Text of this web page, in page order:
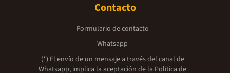
Contacto
Formulario de contacto
Whatsapp
(*) El envío de un mensaje a través del canal de
Whatsapp, implica la aceptación de la Política de